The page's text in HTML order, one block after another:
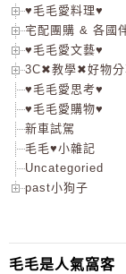
♥毛毛愛料理♥
宅配團購 & 各國
♥毛毛愛文藝♥
3C✖教學✖好物分
♥毛毛愛思考♥
♥毛毛愛購物♥
新車試駕
毛毛♥小雜記
Uncategoried
past小狗子
毛毛是人氣窩客